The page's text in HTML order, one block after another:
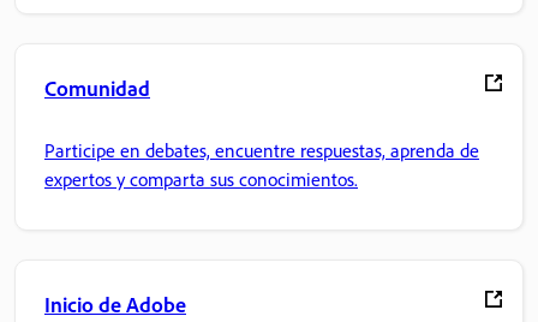
Comunidad
Participe en debates, encuentre respuestas, aprenda de
expertos y comparta sus conocimientos.
Inicio de Adobe